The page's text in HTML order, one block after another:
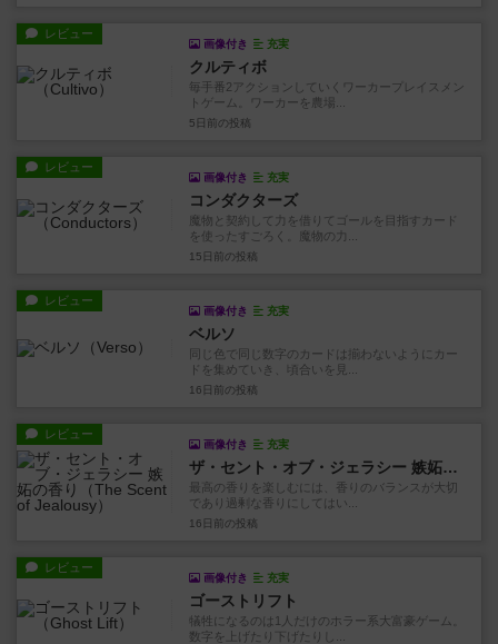
レビュー
画像付き 充実
クルティボ
毎手番2アクションしていくワーカープレイスメン
トゲーム。ワーカーを農場...
5日前 の投稿
レビュー
画像付き 充実
コンダクターズ
魔物と契約して力を借りてゴールを目指すカード
を使ったすごろく。魔物の力...
15日前 の投稿
レビュー
画像付き 充実
ベルソ
同じ色で同じ数字のカードは揃わないようにカー
ドを集めていき、頃合いを見...
16日前 の投稿
レビュー
画像付き 充実
ザ・セント・オブ・ジェラシー 嫉妬の香り
最高の香りを楽しむには、香りのバランスが大切
であり過剰な香りにしてはい...
16日前 の投稿
レビュー
画像付き 充実
ゴーストリフト
犠牲になるのは1人だけのホラー系大富豪ゲーム。
数字を上げたり下げたりし...